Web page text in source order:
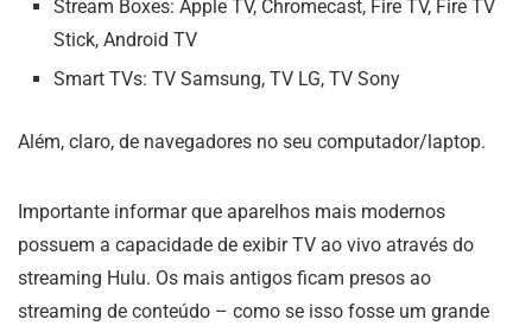
Stream Boxes: Apple TV, Chromecast, Fire TV, Fire TV
Stick, Android TV
Smart TVs: TV Samsung, TV LG, TV Sony
Além, claro, de navegadores no seu computador/laptop.
Importante informar que aparelhos mais modernos
possuem a capacidade de exibir TV ao vivo através do
streaming Hulu. Os mais antigos ficam presos ao
streaming de conteúdo – como se isso fosse um grande